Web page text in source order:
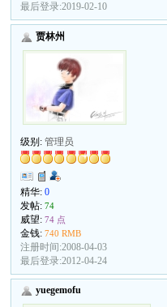
最后登录:2019-02-10
贾林州
级别:管理员
精华:0
发帖:74
威望:74 点
金钱:740 RMB
注册时间:2008-04-03
最后登录:2012-04-24
yuegemofu